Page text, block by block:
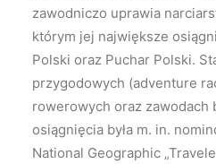
zawodniczo uprawia
którym jej największe
Polski oraz Puchar Polski.
przygodowych (adventure
rowerowych oraz zawodach
osiągnięcia była m. in.
National Geographic